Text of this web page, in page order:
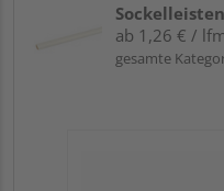
Sockelleisten
ab 1,26 € /
gesamte